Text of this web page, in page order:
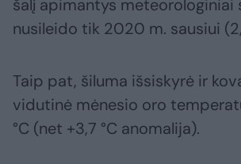
šalį apimantys
nusileido tik 2020 m. sausiui
Taip pat, šiluma išsiskyrė ir
vidutinė mėnesio oro
°C (net +3,7 °C anomalija).